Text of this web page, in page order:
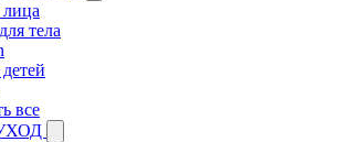
лица
тела
все